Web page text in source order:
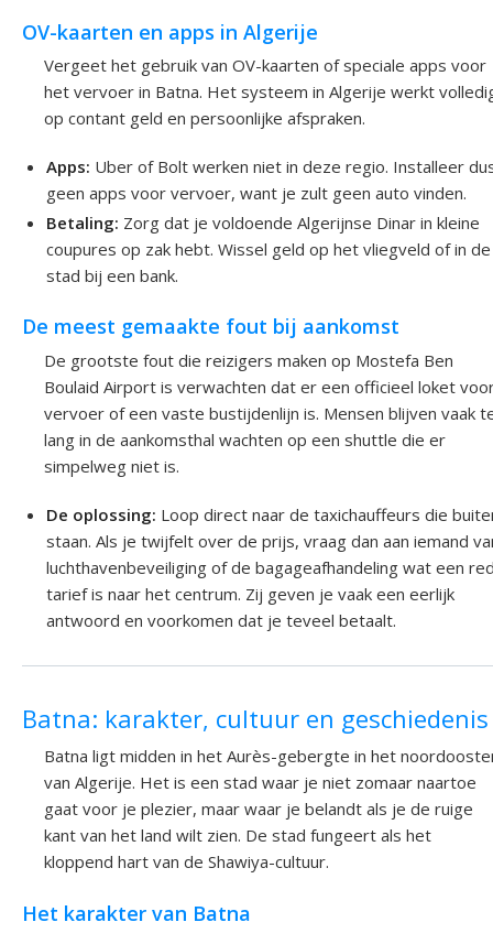
OV-kaarten en apps in Algerije
Vergeet het gebruik van OV-kaarten of speciale apps voor
het vervoer in Batna. Het systeem in Algerije werkt
op contant geld en persoonlijke afspraken.
Apps: Uber of Bolt werken niet in deze regio. Installeer
geen apps voor vervoer, want je zult geen auto vinden.
Betaling: Zorg dat je voldoende Algerijnse Dinar in kleine
coupures op zak hebt. Wissel geld op het vliegveld of in de
stad bij een bank.
De meest gemaakte fout bij aankomst
De grootste fout die reizigers maken op Mostefa Ben
Boulaid Airport is verwachten dat er een officieel loket
vervoer of een vaste bustijdenlijn is. Mensen blijven vaak
lang in de aankomsthal wachten op een shuttle die er
simpelweg niet is.
De oplossing: Loop direct naar de taxichauffeurs die
staan. Als je twijfelt over de prijs, vraag dan aan iemand
luchthavenbeveiliging of de bagageafhandeling wat een
tarief is naar het centrum. Zij geven je vaak een eerlijk
antwoord en voorkomen dat je teveel betaalt.
Batna: karakter, cultuur en geschiedenis
Batna ligt midden in het Aurès-gebergte in het
van Algerije. Het is een stad waar je niet zomaar naartoe
gaat voor je plezier, maar waar je belandt als je de ruige
kant van het land wilt zien. De stad fungeert als het
kloppend hart van de Shawiya-cultuur.
Het karakter van Batna